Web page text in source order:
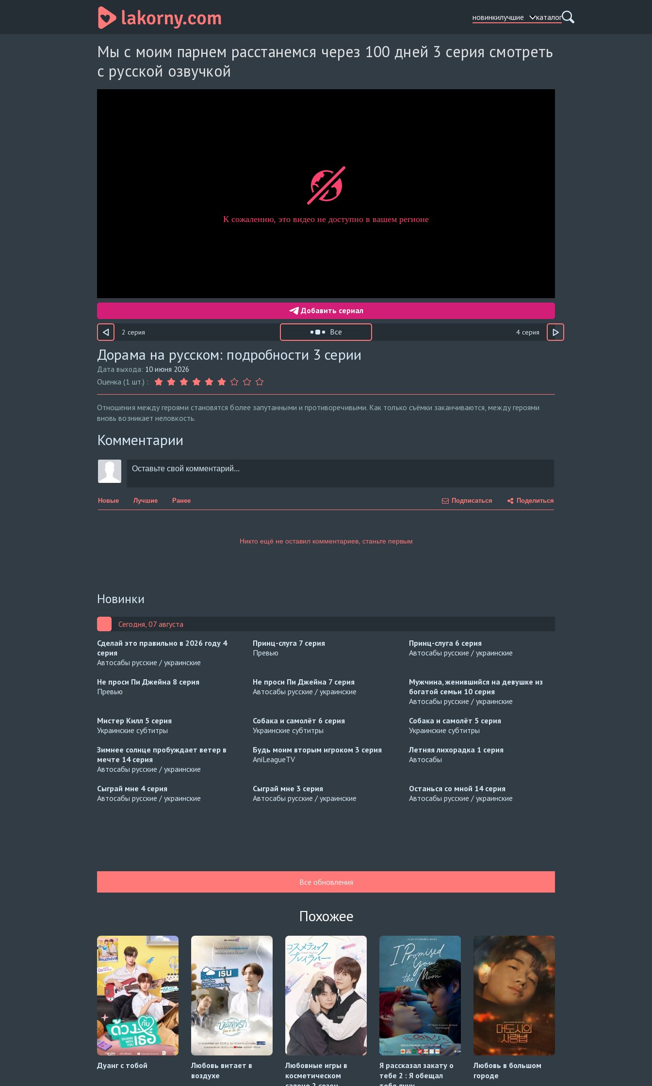
новинкилучшие каталог
Мы с моим парнем расстанемся через 100 дней 3 серия смотреть
с русской озвучкой
Добавить сериал
2 серия Все 4 серия
Дорама на русском: подробности 3 серии
Дата выхода: 10 июня 2026
Оценка (1 шт.) :
Отношения между героями становятся более запутанными и противоречивыми. Как только съёмки заканчиваются, между героями
вновь возникает неловкость.
Комментарии
Новые Лучшие Ранее Подписаться Поделиться
Новинки
Сегодня, 07 августа
Сделай это правильно в 2026 году 4
серия
Автосабы русские / украинские
Принц-слуга 7 серия
Превью
Принц-слуга 6 серия
Автосабы русские / украинские
Не проси Пи Джейна 8 серия
Превью
Не проси Пи Джейна 7 серия
Автосабы русские / украинские
Мужчина, женившийся на девушке из
богатой семьи 10 серия
Автосабы русские / украинские
Мистер Килл 5 серия
Украинские субтитры
Собака и самолёт 6 серия
Украинские субтитры
Собака и самолёт 5 серия
Украинские субтитры
Зимнее солнце пробуждает ветер в
мечте 14 серия
Автосабы русские / украинские
Будь моим вторым игроком 3 серия
AniLeagueTV
Летняя лихорадка 1 серия
Автосабы
Сыграй мне 4 серия
Автосабы русские / украинские
Сыграй мне 3 серия
Автосабы русские / украинские
Останься со мной 14 серия
Автосабы русские / украинские
Все обновления
Похожее
Дуанг с тобой
Любовь витает в
воздухе
Любовные игры в
косметическом
Я рассказал закату о
тебе 2 : Я обещал
Любовь в большом
городе